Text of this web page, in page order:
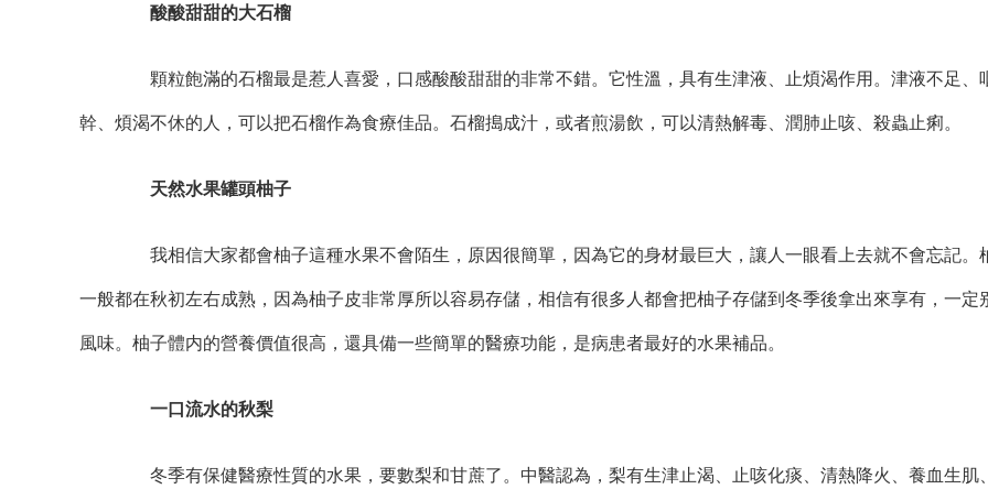
酸酸甜甜的大石榴
顆粒飽滿的石榴最是惹人喜愛，口感酸酸甜甜的非常不錯。它性溫，具有生津液、止煩渴作用。津液不足、
幹、煩渴不休的人，可以把石榴作為食療佳品。石榴搗成汁，或者煎湯飲，可以清熱解毒、潤肺止咳、殺蟲止痢。
天然水果罐頭柚子
我相信大家都會柚子這種水果不會陌生，原因很簡單，因為它的身材最巨大，讓人一眼看上去就不會忘記。
一般都在秋初左右成熟，因為柚子皮非常厚所以容易存儲，相信有很多人都會把柚子存儲到冬季後拿出來享有，一定
風味。柚子體内的營養價值很高，還具備一些簡單的醫療功能，是病患者最好的水果補品。
一口流水的秋梨
冬季有保健醫療性質的水果，要數梨和甘蔗了。中醫認為，梨有生津止渴、止咳化痰、清熱降火、養血生肌